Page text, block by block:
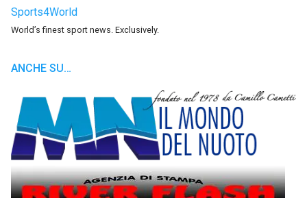
Sports4World
World’s finest sport news. Exclusively.
ANCHE SU…